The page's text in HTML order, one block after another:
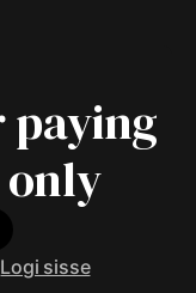
paying
Logi sisse